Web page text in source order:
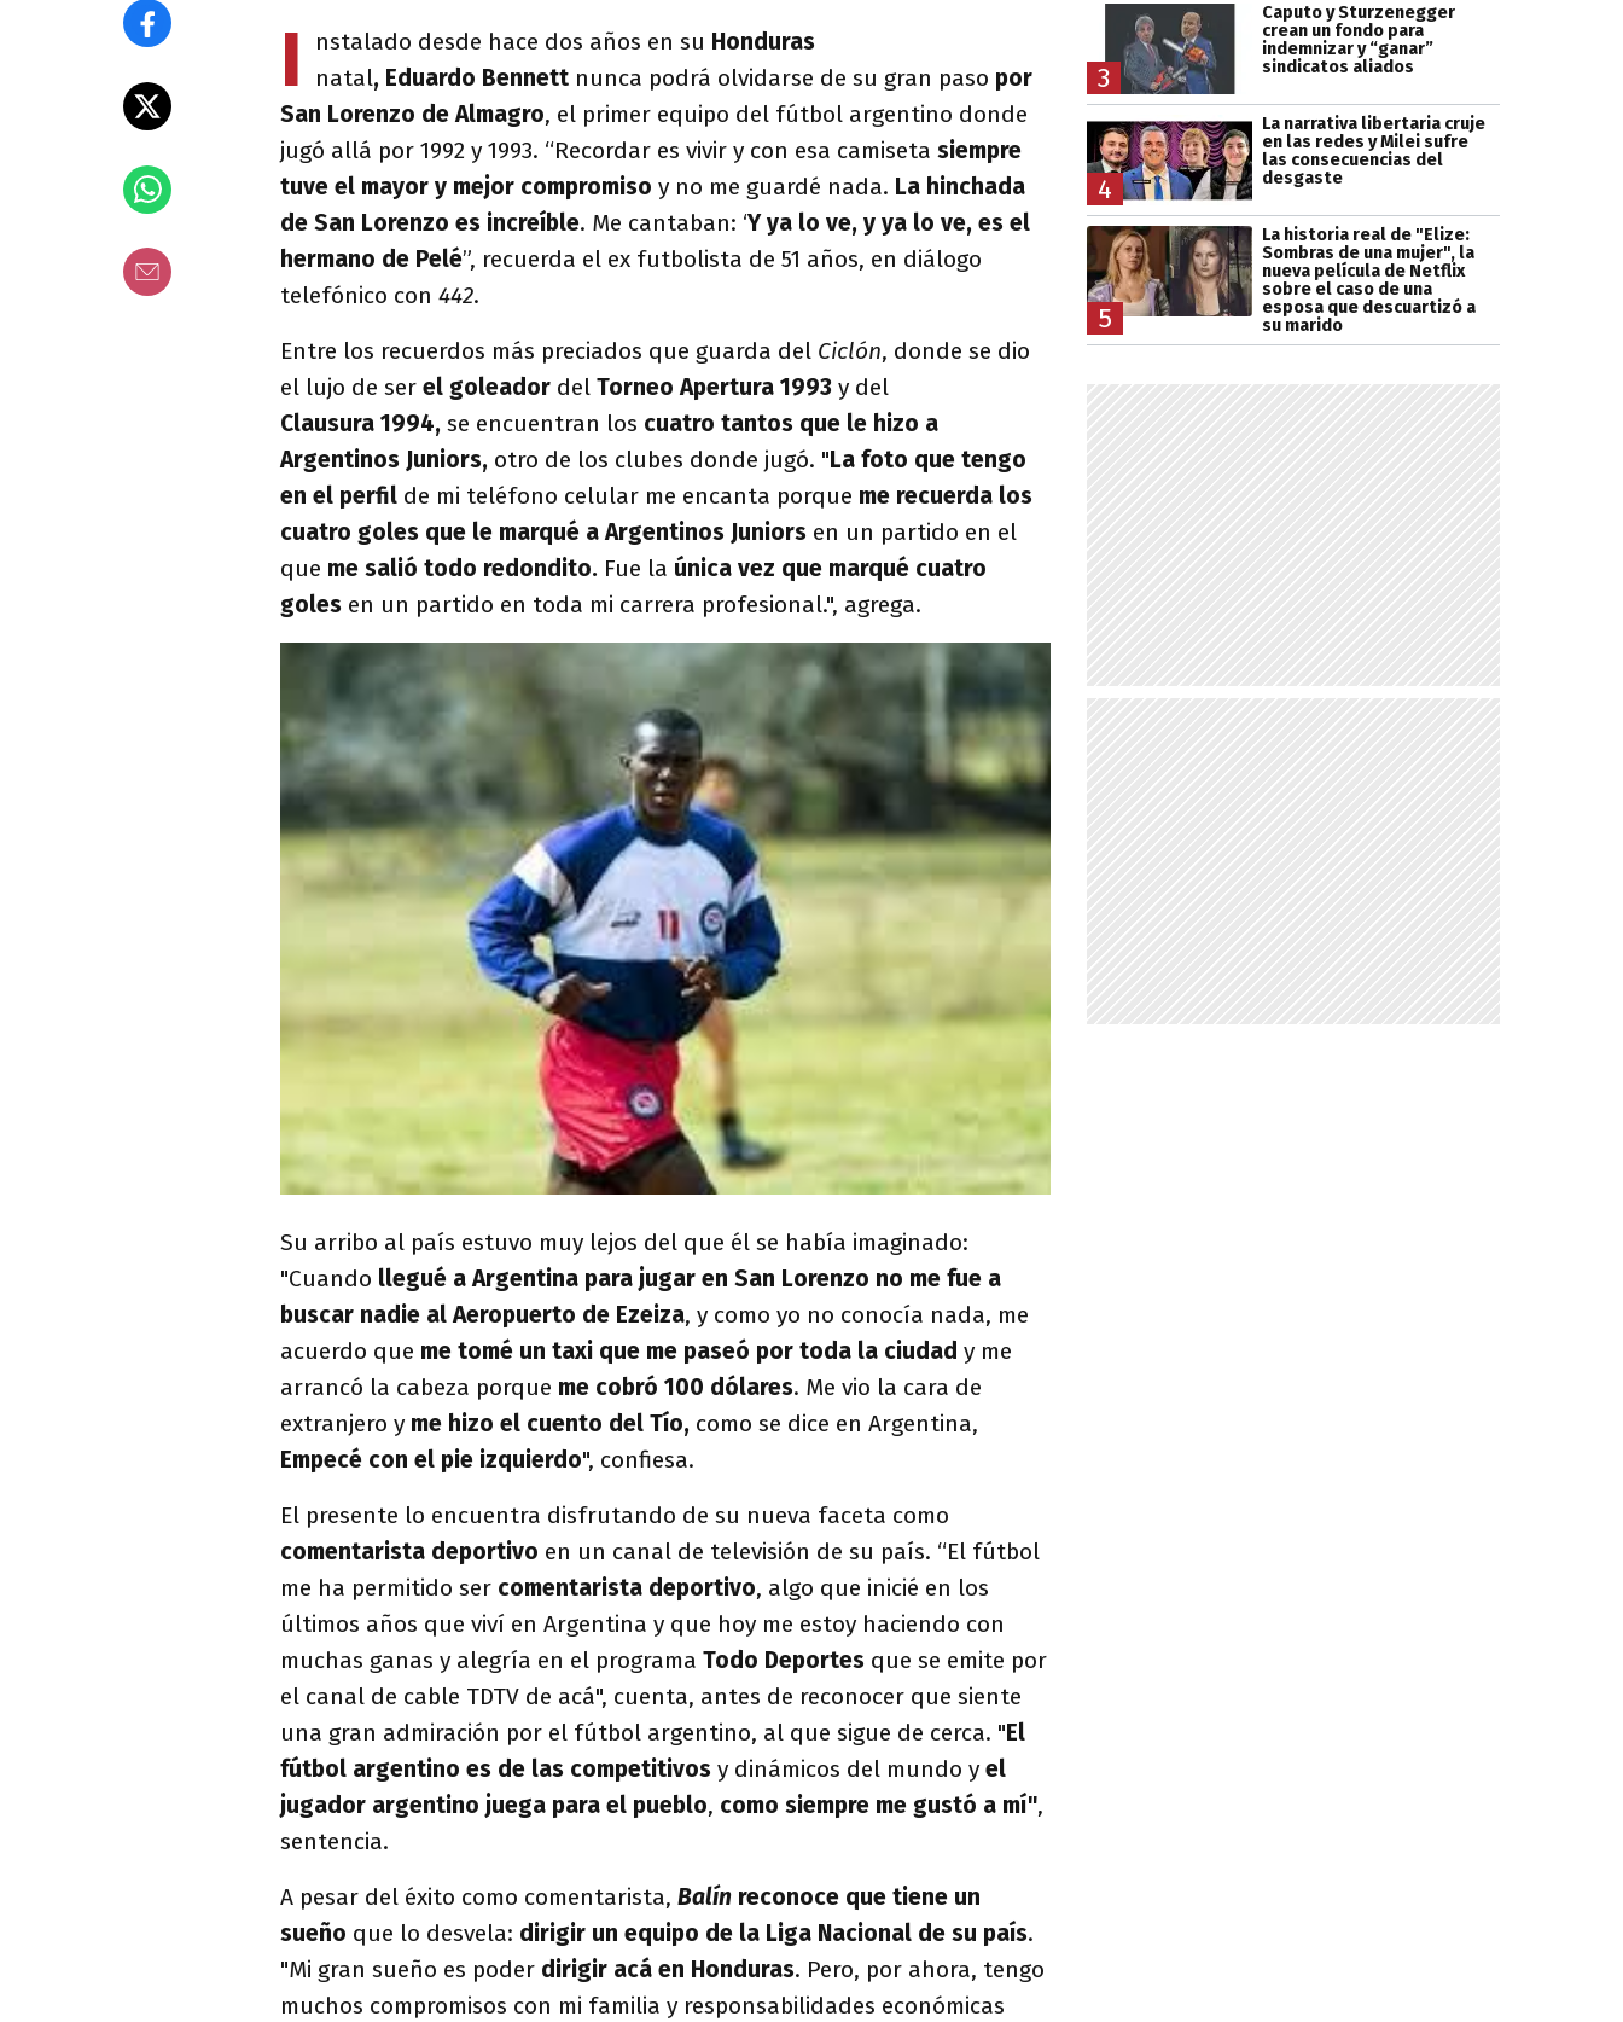
I nstalado desde hace dos años en su Honduras
natal, Eduardo Bennett nunca podrá olvidarse de su gran paso por
San Lorenzo de Almagro, el primer equipo del fútbol argentino donde
jugó allá por 1992 y 1993. “Recordar es vivir y con esa camiseta siempre
tuve el mayor y mejor compromiso y no me guardé nada. La hinchada
de San Lorenzo es increíble. Me cantaban: ‘Y ya lo ve, y ya lo ve, es el
hermano de Pelé”, recuerda el ex futbolista de 51 años, en diálogo
telefónico con 442.
Entre los recuerdos más preciados que guarda del Ciclón, donde se dio
el lujo de ser el goleador del Torneo Apertura 1993 y del
Clausura 1994, se encuentran los cuatro tantos que le hizo a
Argentinos Juniors, otro de los clubes donde jugó. "La foto que tengo
en el perfil de mi teléfono celular me encanta porque me recuerda los
cuatro goles que le marqué a Argentinos Juniors en un partido en el
que me salió todo redondito. Fue la única vez que marqué cuatro
goles en un partido en toda mi carrera profesional.", agrega.
Su arribo al país estuvo muy lejos del que él se había imaginado:
"Cuando llegué a Argentina para jugar en San Lorenzo no me fue a
buscar nadie al Aeropuerto de Ezeiza, y como yo no conocía nada, me
acuerdo que me tomé un taxi que me paseó por toda la ciudad y me
arrancó la cabeza porque me cobró 100 dólares. Me vio la cara de
extranjero y me hizo el cuento del Tío, como se dice en Argentina,
Empecé con el pie izquierdo", confiesa.
El presente lo encuentra disfrutando de su nueva faceta como
comentarista deportivo en un canal de televisión de su país. “El fútbol
me ha permitido ser comentarista deportivo, algo que inicié en los
últimos años que viví en Argentina y que hoy me estoy haciendo con
muchas ganas y alegría en el programa Todo Deportes que se emite por
el canal de cable TDTV de acá", cuenta, antes de reconocer que siente
una gran admiración por el fútbol argentino, al que sigue de cerca. "El
fútbol argentino es de las competitivos y dinámicos del mundo y el
jugador argentino juega para el pueblo, como siempre me gustó a mí",
sentencia.
A pesar del éxito como comentarista, Balín reconoce que tiene un
sueño que lo desvela: dirigir un equipo de la Liga Nacional de su país.
"Mi gran sueño es poder dirigir acá en Honduras. Pero, por ahora, tengo
muchos compromisos con mi familia y responsabilidades económicas
3
Caputo y Sturzenegger
crean un fondo para
indemnizar y “ganar”
sindicatos aliados
4
La narrativa libertaria cruje
en las redes y Milei sufre
las consecuencias del
desgaste
5
La historia real de "Elize:
Sombras de una mujer", la
nueva película de Netflix
sobre el caso de una
esposa que descuartizó a
su marido